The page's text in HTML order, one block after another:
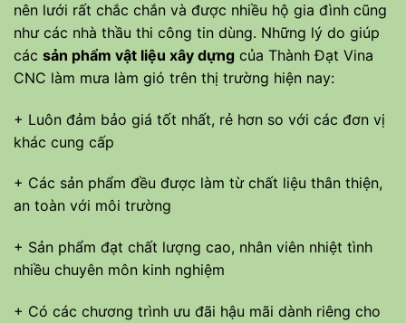
nên lưới rất chắc chắn và được nhiều hộ gia đình cũng
như các nhà thầu thi công tin dùng. Những lý do giúp
các sản phẩm vật liệu xây dựng của Thành Đạt Vina
CNC làm mưa làm gió trên thị trường hiện nay:
+ Luôn đảm bảo giá tốt nhất, rẻ hơn so với các đơn vị
khác cung cấp
+ Các sản phẩm đều được làm từ chất liệu thân thiện,
an toàn với môi trường
+ Sản phẩm đạt chất lượng cao, nhân viên nhiệt tình
nhiều chuyên môn kinh nghiệm
+ Có các chương trình ưu đãi hậu mãi dành riêng cho